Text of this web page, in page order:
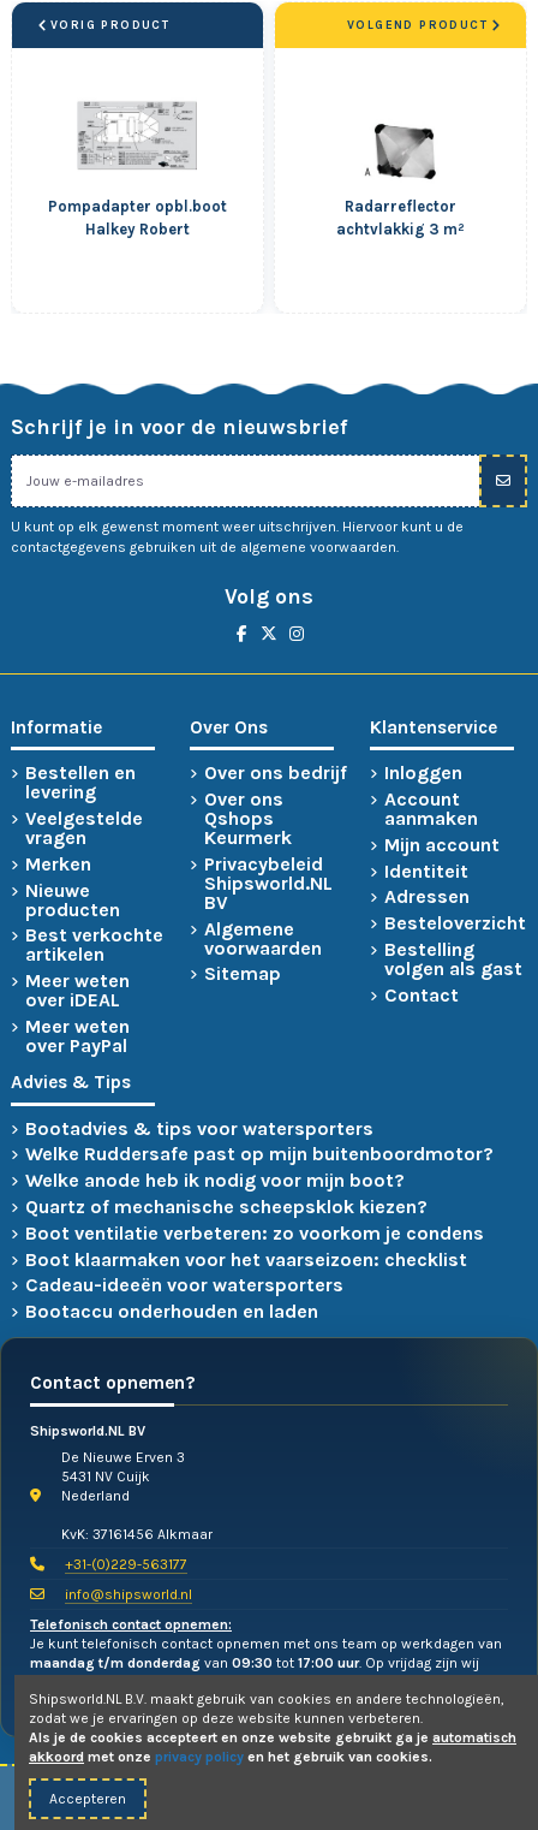
VORIG PRODUCT
Pompadapter opbl.boot
Halkey Robert
Radarreflector
achtvlakkig 3 m²
VOLGEND PRODUCT
Schrijf je in voor de nieuwsbrief
U kunt op elk gewenst moment weer uitschrijven. Hiervoor kunt u de
contactgegevens gebruiken uit de algemene voorwaarden.
Volg ons
Informatie
Bestellen en
levering
Veelgestelde
vragen
Merken
Nieuwe
producten
Best verkochte
artikelen
Meer weten
over iDEAL
Meer weten
over PayPal
Over Ons
Over ons bedrijf
Over ons
Qshops
Keurmerk
Privacybeleid
Shipsworld.NL
BV
Algemene
voorwaarden
Sitemap
Klantenservice
Inloggen
Account
aanmaken
Mijn account
Identiteit
Adressen
Besteloverzicht
Bestelling
volgen als gast
Contact
Advies & Tips
Bootadvies & tips voor watersporters
Welke Ruddersafe past op mijn buitenboordmotor?
Welke anode heb ik nodig voor mijn boot?
Quartz of mechanische scheepsklok kiezen?
Boot ventilatie verbeteren: zo voorkom je condens
Boot klaarmaken voor het vaarseizoen: checklist
Cadeau-ideeën voor watersporters
Bootaccu onderhouden en laden
Contact opnemen?
Shipsworld.NL BV
De Nieuwe Erven 3
5431 NV Cuijk
Nederland
KvK: 37161456 Alkmaar
+31-(0)229-563177
info@shipsworld.nl
Telefonisch contact opnemen:
Je kunt telefonisch contact opnemen met ons team op werkdagen van
maandag t/m donderdag van 09:30 tot 17:00 uur. Op vrijdag zijn wij
© 2010-2026 -
Shipsworld.NL B.V. maakt gebruik van cookies en andere technologieën,
zodat we je ervaringen op deze website kunnen verbeteren.
Als je de cookies accepteert en onze website gebruikt ga je automatisch
akkoord met onze privacy policy en het gebruik van cookies.
Accepteren